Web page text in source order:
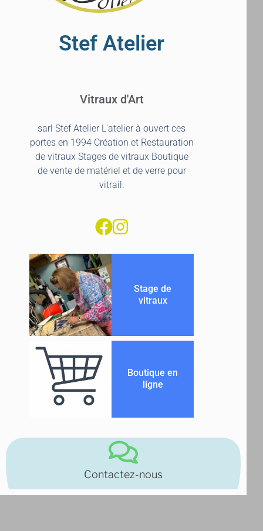
Stef Atelier
Vitraux d'Art
sarl Stef Atelier L'atelier à ouvert ces
portes en 1994 Création et Restauration
de vitraux Stages de vitraux Boutique
de vente de matériel et de verre pour
vitrail.
Stage de
vitraux
Boutique en
ligne
Contactez-nous